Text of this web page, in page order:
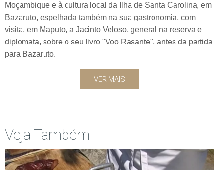
Moçambique e à cultura local da Ilha de Santa Carolina, em
Bazaruto, espelhada também na sua gastronomia, com
visita, em Maputo, a Jacinto Veloso, general na reserva e
diplomata, sobre o seu livro "Voo Rasante", antes da partida
para Bazaruto.
VER MAIS
Veja Também